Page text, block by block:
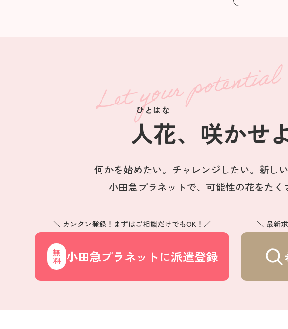
人花
ひとはな
、咲かせ
何かを始めたい。チャレンジしたい。 新し
小田急プラネットで、可能性の花をたく
＼ カンタン登録！まずはご相談だけでもOK！／
無料 小田急プラネットに派遣登録
＼ 最新